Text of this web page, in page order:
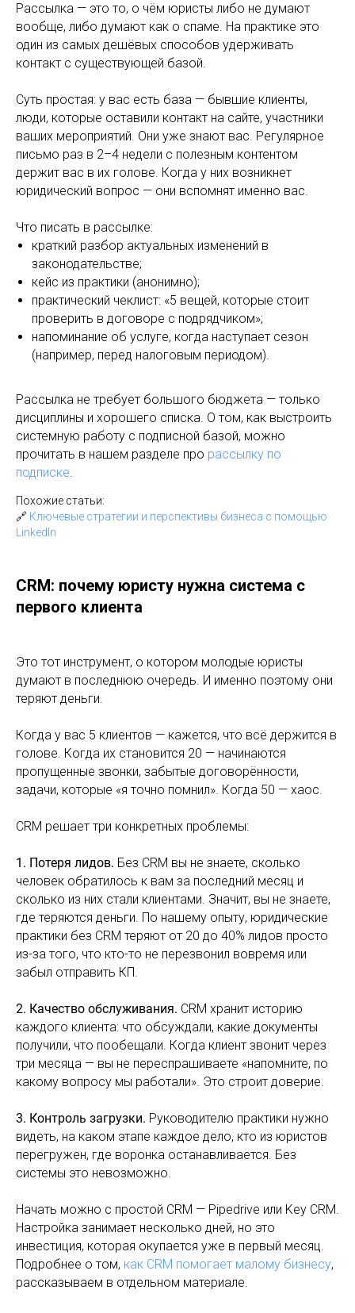
Рассылка — это то, о чём юристы либо не думают
вообще, либо думают как о спаме. На практике это
один из самых дешёвых способов удерживать
контакт с существующей базой.
Суть простая: у вас есть база — бывшие клиенты,
люди, которые оставили контакт на сайте, участники
ваших мероприятий. Они уже знают вас. Регулярное
письмо раз в 2–4 недели с полезным контентом
держит вас в их голове. Когда у них возникнет
юридический вопрос — они вспомнят именно вас.
Что писать в рассылке:
краткий разбор актуальных изменений в
законодательстве;
кейс из практики (анонимно);
практический чеклист: «5 вещей, которые стоит
проверить в договоре с подрядчиком»;
напоминание об услуге, когда наступает сезон
(например, перед налоговым периодом).
Рассылка не требует большого бюджета — только
дисциплины и хорошего списка. О том, как выстроить
системную работу с подписной базой, можно
прочитать в нашем разделе про рассылку по
подписке.
Похожие статьи:
🔗 Ключевые стратегии и перспективы бизнеса с помощью
LinkedIn
CRM: почему юристу нужна система с
первого клиента
Это тот инструмент, о котором молодые юристы
думают в последнюю очередь. И именно поэтому они
теряют деньги.
Когда у вас 5 клиентов — кажется, что всё держится в
голове. Когда их становится 20 — начинаются
пропущенные звонки, забытые договорённости,
задачи, которые «я точно помнил». Когда 50 — хаос.
CRM решает три конкретных проблемы:
1. Потеря лидов. Без CRM вы не знаете, сколько
человек обратилось к вам за последний месяц и
сколько из них стали клиентами. Значит, вы не знаете,
где теряются деньги. По нашему опыту, юридические
практики без CRM теряют от 20 до 40% лидов просто
из-за того, что кто-то не перезвонил вовремя или
забыл отправить КП.
2. Качество обслуживания. CRM хранит историю
каждого клиента: что обсуждали, какие документы
получили, что пообещали. Когда клиент звонит через
три месяца — вы не переспрашиваете «напомните, по
какому вопросу мы работали». Это строит доверие.
3. Контроль загрузки. Руководителю практики нужно
видеть, на каком этапе каждое дело, кто из юристов
перегружен, где воронка останавливается. Без
системы это невозможно.
Начать можно с простой CRM — Pipedrive или Key CRM.
Настройка занимает несколько дней, но это
инвестиция, которая окупается уже в первый месяц.
Подробнее о том, как CRM помогает малому бизнесу,
рассказываем в отдельном материале.